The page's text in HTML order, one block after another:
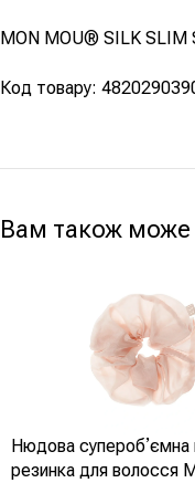
MON MOU® SILK SLIM
Код товару:
Вам також
Нюдова
резинка для волосся